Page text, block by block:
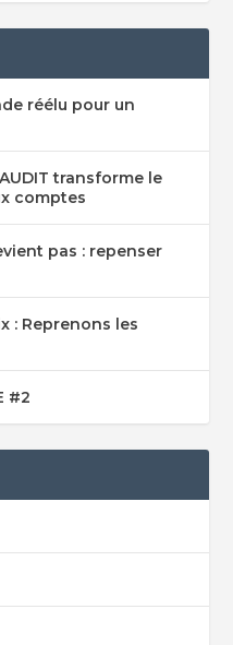
réélu pour un
transforme le
comptes
pas : repenser
: Reprenons les
#2